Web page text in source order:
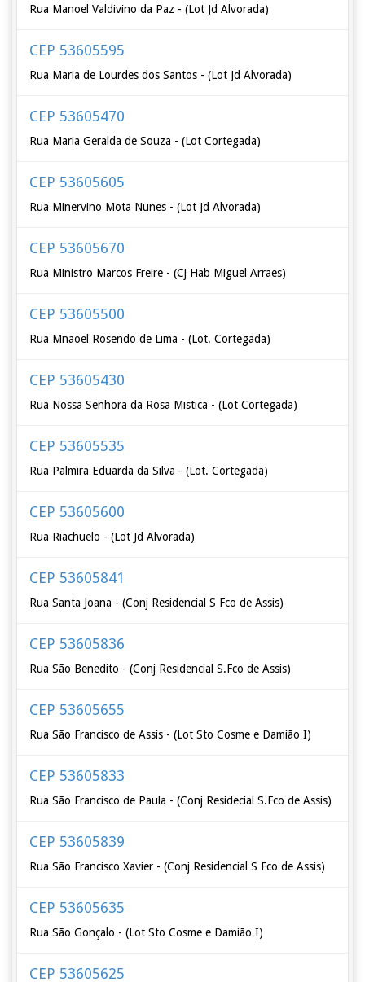
Rua Manoel Valdivino da Paz - (Lot Jd Alvorada)
CEP 53605595
Rua Maria de Lourdes dos Santos - (Lot Jd Alvorada)
CEP 53605470
Rua Maria Geralda de Souza - (Lot Cortegada)
CEP 53605605
Rua Minervino Mota Nunes - (Lot Jd Alvorada)
CEP 53605670
Rua Ministro Marcos Freire - (Cj Hab Miguel Arraes)
CEP 53605500
Rua Mnaoel Rosendo de Lima - (Lot. Cortegada)
CEP 53605430
Rua Nossa Senhora da Rosa Mistica - (Lot Cortegada)
CEP 53605535
Rua Palmira Eduarda da Silva - (Lot. Cortegada)
CEP 53605600
Rua Riachuelo - (Lot Jd Alvorada)
CEP 53605841
Rua Santa Joana - (Conj Residencial S Fco de Assis)
CEP 53605836
Rua São Benedito - (Conj Residencial S.Fco de Assis)
CEP 53605655
Rua São Francisco de Assis - (Lot Sto Cosme e Damião I)
CEP 53605833
Rua São Francisco de Paula - (Conj Residecial S.Fco de Assis)
CEP 53605839
Rua São Francisco Xavier - (Conj Residencial S Fco de Assis)
CEP 53605635
Rua São Gonçalo - (Lot Sto Cosme e Damião I)
CEP 53605625